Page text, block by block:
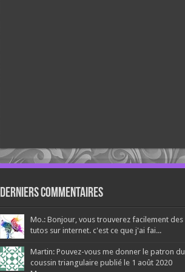
Derniers Commentaires
Mo.: Bonjour, vous trouverez facilement des
tutos sur internet. c'est ce que j'ai fai...
Martin: Pouvez-vous me donner le patron du
coussin triangulaire publié le 1 août 2020